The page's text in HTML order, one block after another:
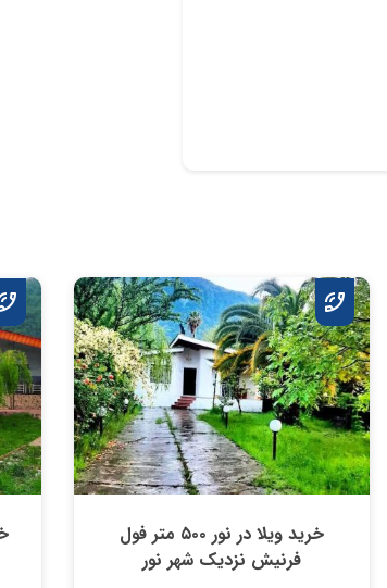
خرید ویلا در نور ۵۰۰ متر فول
فرنیش نزدیک شهر نور